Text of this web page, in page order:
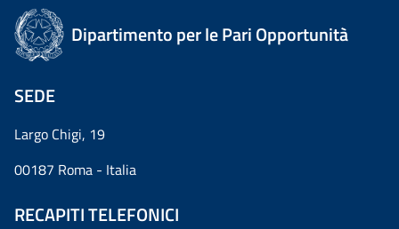
Dipartimento per le Pari Opportunità
SEDE
Largo Chigi, 19
00187 Roma - Italia
RECAPITI TELEFONICI